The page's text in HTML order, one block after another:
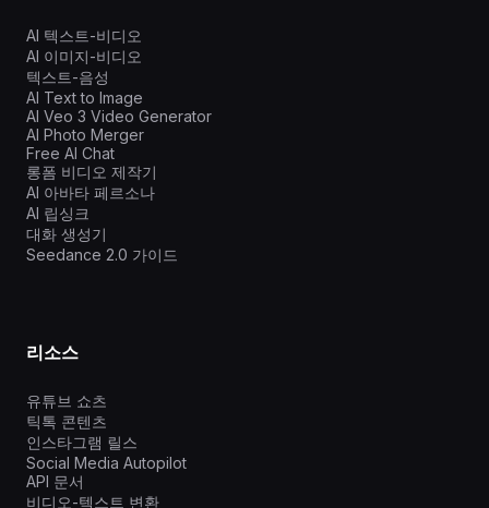
AI 텍스트-비디오
AI 이미지-비디오
텍스트-음성
AI Text to Image
AI Veo 3 Video Generator
AI Photo Merger
Free AI Chat
롱폼 비디오 제작기
AI 아바타 페르소나
AI 립싱크
대화 생성기
Seedance 2.0 가이드
리소스
유튜브 쇼츠
틱톡 콘텐츠
인스타그램 릴스
Social Media Autopilot
API 문서
비디오-텍스트 변환